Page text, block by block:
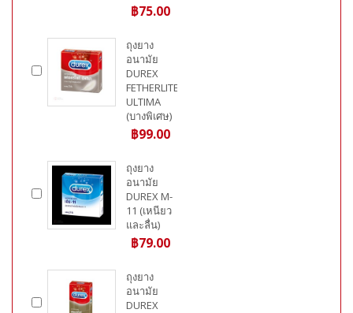
฿75.00
ถุงยาง
อนามัย
DUREX
FETHERLITE
ULTIMA
(บางพิเศษ)
฿99.00
ถุงยาง
อนามัย
DUREX M-
11 (เหนียว
และลื่น)
฿79.00
ถุงยาง
อนามัย
DUREX